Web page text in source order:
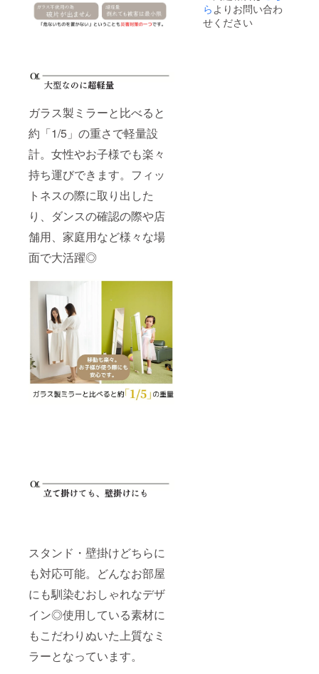
ガラス製ミラーと比べると
約「1/5」の重さで軽量設
計。女性やお子様でも楽々
持ち運びできます。フィッ
トネスの際に取り出した
り、ダンスの確認の際や店
舗用、家庭用など様々な場
面で大活躍◎
スタンド・壁掛けどちらに
も対応可能。どんなお部屋
にも馴染むおしゃれなデザ
イン◎使用している素材に
もこだわりぬいた上質なミ
ラーとなっています。
ら よりお問い合わ
せください